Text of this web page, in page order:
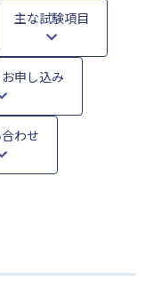
主な試験項目
申し込み
わせ